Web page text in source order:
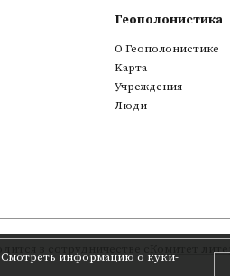
Смотреть информацию о куки-
Геополонистика
О Геополонистике
Kарта
Учреждения
Люди
Комитет